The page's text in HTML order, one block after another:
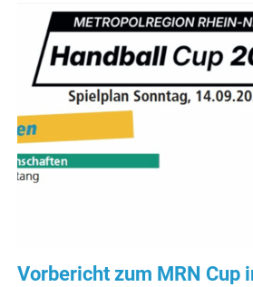
Vorbericht zum MRN Cup